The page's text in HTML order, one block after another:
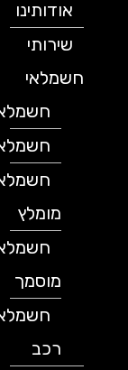
אודותינו
שירותי
חשמלאי
חשמלאי
חשמלאים
חשמלאי
מומלץ
חשמלאי
מוסמך
חשמלאי